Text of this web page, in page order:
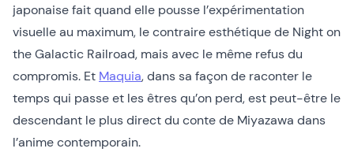
japonaise fait quand elle pousse l’expérimentation
visuelle au maximum, le contraire esthétique de Night on
the Galactic Railroad, mais avec le même refus du
compromis. Et Maquia, dans sa façon de raconter le
temps qui passe et les êtres qu’on perd, est peut-être le
descendant le plus direct du conte de Miyazawa dans
l’anime contemporain.